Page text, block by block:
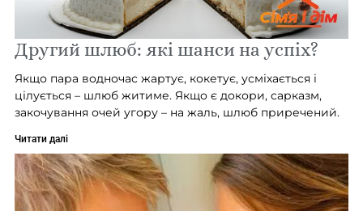
Другий шлюб: які шанси на успіх?
Якщо пара водночас жартує, кокетує, усміхається і
цілується – шлюб житиме. Якщо є докори, сарказм,
закочування очей угору – на жаль, шлюб приречений.
Читати далі